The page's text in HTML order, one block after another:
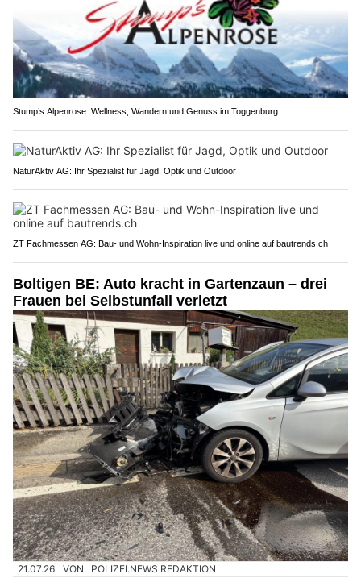
Stump’s Alpenrose: Wellness, Wandern und Genuss im Toggenburg
NaturAktiv AG: Ihr Spezialist für Jagd, Optik und Outdoor
ZT Fachmessen AG: Bau- und Wohn-Inspiration live und online auf bautrends.ch
Boltigen BE: Auto kracht in Gartenzaun – drei
Frauen bei Selbstunfall verletzt
21.07.26 VON POLIZEI.NEWS REDAKTION